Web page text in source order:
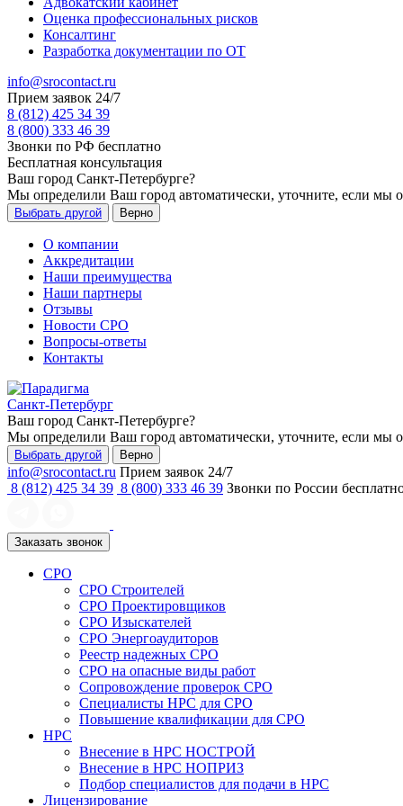
Оценка профессиональных рисков
Консалтинг
Разработка документации по ОТ
info@srocontact.ru
Прием заявок 24/7
8 (812) 425 34 39
8 (800) 333 46 39
Звонки по РФ бесплатно
Бесплатная консультация
Ваш город Санкт-Петербурге?
Мы определили Ваш город автоматически, уточните, если мы
Выбрать другой Верно
О компании
Аккредитации
Наши преимущества
Наши партнеры
Отзывы
Новости СРО
Вопросы-ответы
Контакты
Санкт-Петербург
Ваш город Санкт-Петербурге?
Мы определили Ваш город автоматически, уточните, если мы
Выбрать другой Верно
info@srocontact.ru Прием заявок 24/7
8 (812) 425 34 39 8 (800) 333 46 39 Звонки по России
Заказать звонок
СРО
СРО Строителей
СРО Проектировщиков
СРО Изыскателей
СРО Энергоаудиторов
Реестр надежных СРО
СРО на опасные виды работ
Сопровождение проверок СРО
Специалисты НРС для СРО
Повышение квалификации для СРО
НРС
Внесение в НРС НОСТРОЙ
Внесение в НРС НОПРИЗ
Подбор специалистов для подачи в НРС
Лицензирование